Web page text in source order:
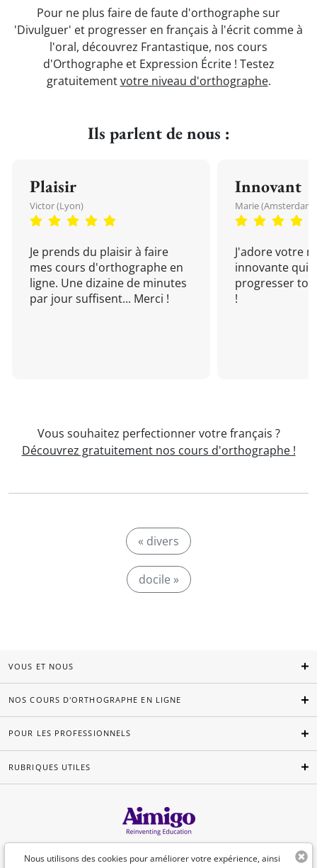
Pour ne plus faire de faute d'orthographe sur
'Divulguer' et progresser en français à l'écrit comme à
l'oral, découvrez Frantastique, nos cours
d'Orthographe et Expression Écrite ! Testez
gratuitementvotre niveau d'orthographe.
Ils parlent de nous :
Plaisir
Victor (Lyon)
Je prends du plaisir à faire
mes cours d'orthographe en
ligne. Une dizaine de minutes
par jour suffisent... Merci !
Innovant
Marie (Amsterdam)
J'adore votre
innovante qui
progresser
!
Vous souhaitez perfectionner votre français ?
Découvrez gratuitement nos cours d'orthographe !
« divers
docile »
Nous utilisons des cookies pour améliorer votre expérience, ainsi
VOUS ET NOUS
NOS COURS D'ORTHOGRAPHE EN LIGNE
POUR LES PROFESSIONNELS
RUBRIQUES UTILES
Français